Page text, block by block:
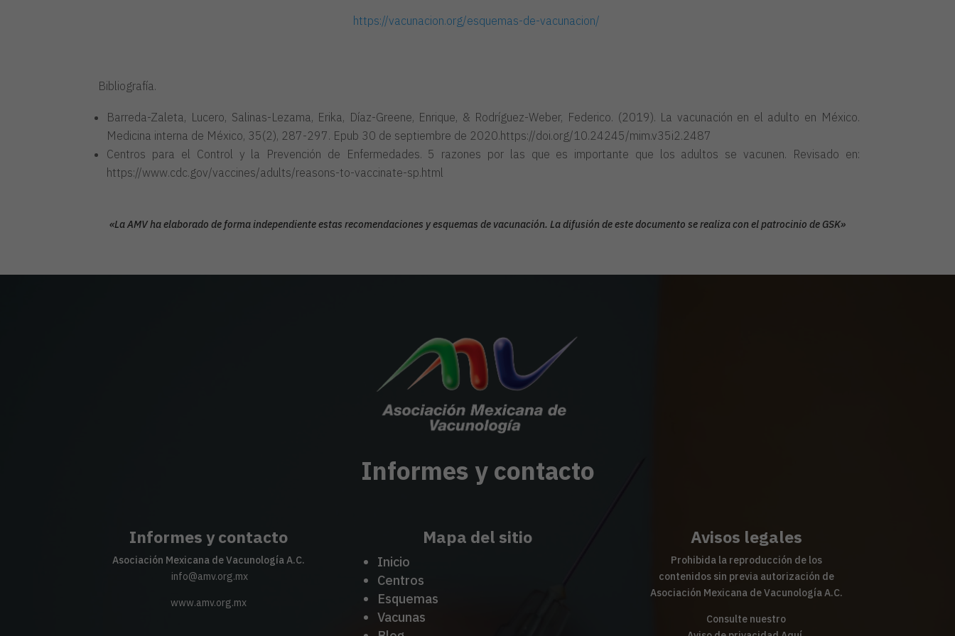
https://vacunacion.org/esquemas-de-vacunacion/
Bibliografía.
Barreda-Zaleta, Lucero, Salinas-Lezama, Erika, Díaz-Greene, Enrique, & Rodríguez-Weber, Federico. (2019). La vacunación en el adulto en México.
Medicina interna de México, 35(2), 287-297. Epub 30 de septiembre de 2020.https://doi.org/10.24245/mim.v35i2.2487
Centros para el Control y la Prevención de Enfermedades. 5 razones por las que es importante que los adultos se vacunen. Revisado en:
https://www.cdc.gov/vaccines/adults/reasons-to-vaccinate-sp.html
«La AMV ha elaborado de forma independiente estas recomendaciones y esquemas de vacunación. La difusión de este documento se realiza con el patrocinio de GSK»
Informes y contacto
Informes y contacto
Asociación Mexicana de Vacunología A.C.
info@amv.org.mx
www.amv.org.mx
Mapa del sitio
Inicio
Centros
Esquemas
Vacunas
Avisos legales
Prohibida la reproducción de los
contenidos sin previa autorización de
Asociación Mexicana de Vacunología A.C.
Consulte nuestro